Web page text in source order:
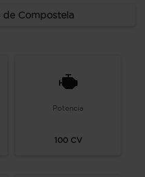
de Compostela
Potencia
100CV